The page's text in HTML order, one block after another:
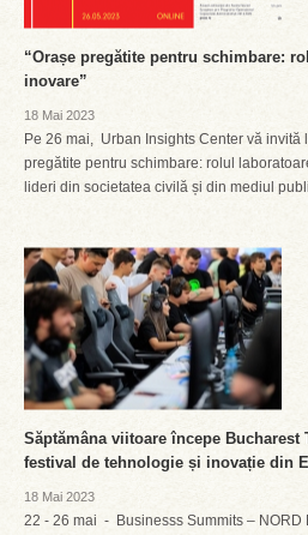
“Orașe pregătite pentru schimbare:
inovare”
18 Mai 2023
Pe 26 mai, Urban Insights Center vă invită
pregătite pentru schimbare: rolul
lideri din societatea civilă și din mediul
Săptămâna viitoare începe Bucharest
festival de tehnologie și inovație din
18 Mai 2023
22 - 26 mai - Businesss Summits – NORD